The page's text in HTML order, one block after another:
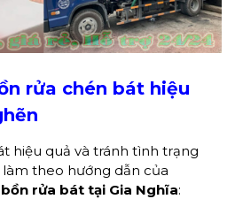
rửa chén bát hiệu
hiệu quả và tránh tình trạng
theo hướng dẫn của
rửa bát tại Gia Nghĩa: